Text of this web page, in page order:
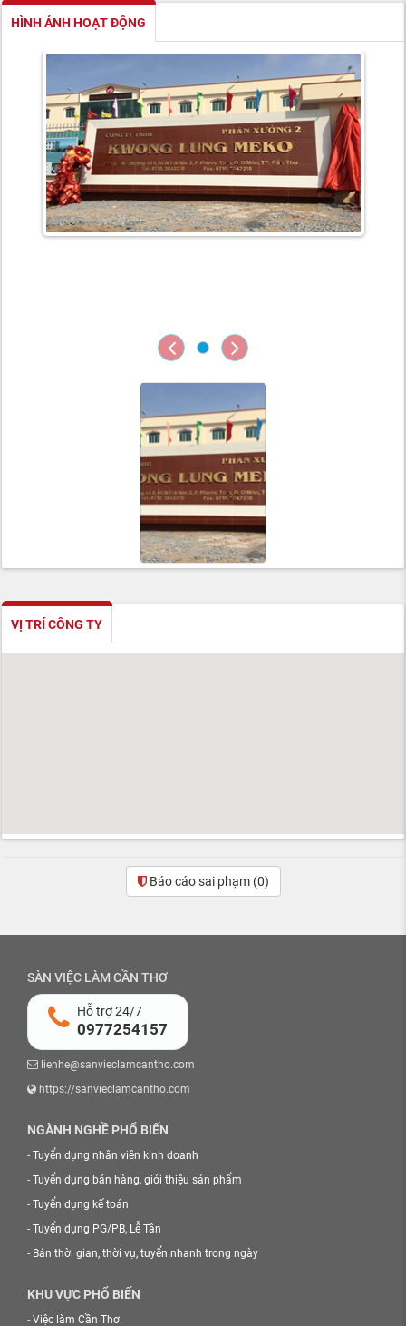
HÌNH ẢNH HOẠT ĐỘNG
VỊ TRÍ CÔNG TY
Báo cáo sai phạm (0)
SÀN VIỆC LÀM CẦN THƠ
Hỗ trợ 24/7
0977254157
lienhe@sanvieclamcantho.com
https://sanvieclamcantho.com
NGÀNH NGHỀ PHỔ BIẾN
- Tuyển dụng nhân viên kinh doanh
- Tuyển dụng bán hàng, giới thiệu sản phẩm
- Tuyển dụng kế toán
- Tuyển dụng PG/PB, Lễ Tân
- Bán thời gian, thời vụ, tuyển nhanh trong ngày
KHU VỰC PHỔ BIẾN
- Việc làm Cần Thơ